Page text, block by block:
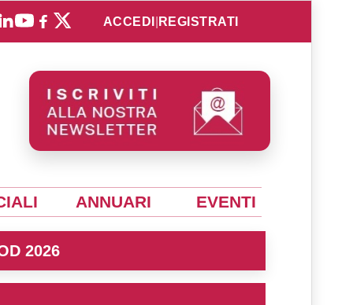
ACCEDI REGISTRATI
ANNUARI EVENTI
2026